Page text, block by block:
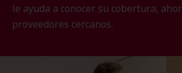
le ayuda a conocer su cobertura,
proveedores cercanos.